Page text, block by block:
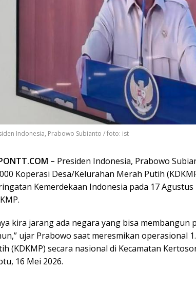
Indonesia, Prabowo Subianto / foto: ist
– Presiden Indonesia, Prabowo
Koperasi Desa/Kelurahan Merah Putih
Kemerdekaan Indonesia pada 17
kira jarang ada negara yang bisa
ujar Prabowo saat meresmikan operasional
(KDKMP) secara nasional di Kecamatan
16 Mei 2026.